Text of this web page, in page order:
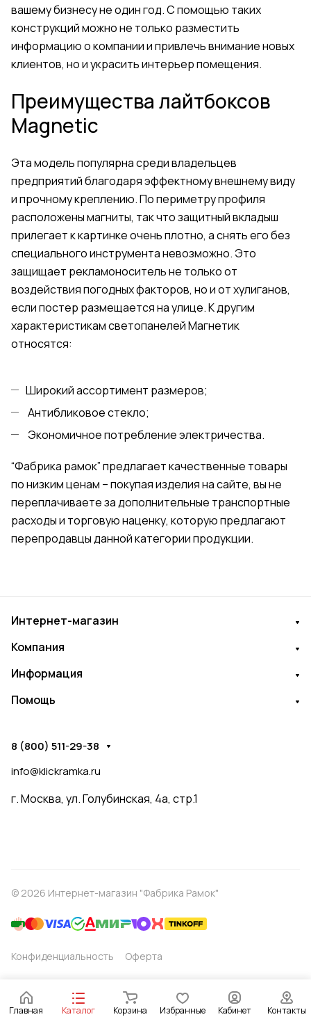
вашему бизнесу не один год. С помощью таких
конструкций можно не только разместить
информацию о компании и привлечь внимание новых
клиентов, но и украсить интерьер помещения.
Преимущества лайтбоксов
Magnetic
Эта модель популярна среди владельцев
предприятий благодаря эффектному внешнему виду
и прочному креплению. По периметру профиля
расположены магниты, так что защитный вкладыш
прилегает к картинке очень плотно, а снять его без
специального инструмента невозможно. Это
защищает рекламоноситель не только от
воздействия погодных факторов, но и от хулиганов,
если постер размещается на улице. К другим
характеристикам светопанелей Магнетик
относятся:
Широкий ассортимент размеров;
Антибликовое стекло;
Экономичное потребление электричества.
“Фабрика рамок” предлагает качественные товары
по низким ценам – покупая изделия на сайте, вы не
переплачиваете за дополнительные транспортные
расходы и торговую наценку, которую предлагают
перепродавцы данной категории продукции.
Главная Каталог Корзина Избранные Кабинет Контакты
Интернет-магазин
Компания
Информация
Помощь
8 (800) 511-29-38
info@klickramka.ru
г. Москва, ул. Голубинская, 4а, стр.1
© 2026 Интернет-магазин "Фабрика Рамок"
Конфиденциальность Оферта